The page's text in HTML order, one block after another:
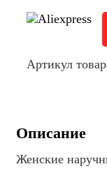
Артикул
Описание
Женские